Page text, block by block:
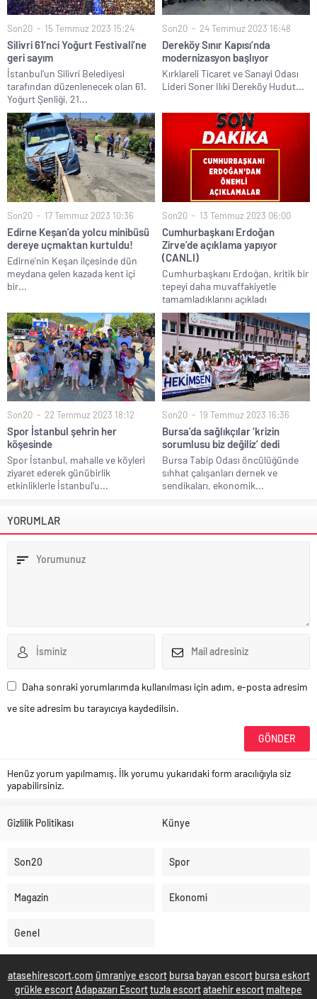
Son20 15 Temmuz 2023 15:24
Silivri 61’nci Yoğurt Festivali’ne
geri sayım
İstanbul'un Silivri Belediyesi
tarafından düzenlenecek olan 61.
Yoğurt Şenliği, 21...
Son20 24 Temmuz 2023 16:48
Dereköy Sınır Kapısı’nda
modernizasyon başlıyor
Kırklareli Ticaret ve Sanayi Odası
Lideri Soner Ilıki Dereköy Hudut...
Son20 17 Temmuz 2023 10:36
Edirne Keşan’da yolcu minibüsü
dereye uçmaktan kurtuldu!
Edirne'nin Keşan ilçesinde dün
meydana gelen kazada kent içi
bir...
Son20 13 Temmuz 2023 06:00
Cumhurbaşkanı Erdoğan
Zirve’de açıklama yapıyor
(CANLI)
Cumhurbaşkanı Erdoğan, kritik bir
tepeyi daha muvaffakiyetle
tamamladıklarını açıkladı
Son20 22 Temmuz 2023 18:12
Spor İstanbul şehrin her
köşesinde
Spor İstanbul, mahalle ve köyleri
ziyaret ederek günübirlik
etkinliklerle İstanbul’u...
Son20 19 Temmuz 2023 16:36
Bursa’da sağlıkçılar ‘krizin
sorumlusu biz değiliz’ dedi
Bursa Tabip Odası öncülüğünde
sıhhat çalışanları dernek ve
sendikaları, ekonomik...
YORUMLAR
Daha sonraki yorumlarımda kullanılması için adım, e-posta adresim
ve site adresim bu tarayıcıya kaydedilsin.
Henüz yorum yapılmamış. İlk yorumu yukarıdaki form aracılığıyla siz
yapabilirsiniz.
Gizlilik Politikası Künye
Son20 Spor
Magazin Ekonomi
Genel
atasehirescort.com ümraniye escort bursa bayan escort bursa eskort
grükle escortAdapazarı Escorttuzla escortataehir escort maltepe